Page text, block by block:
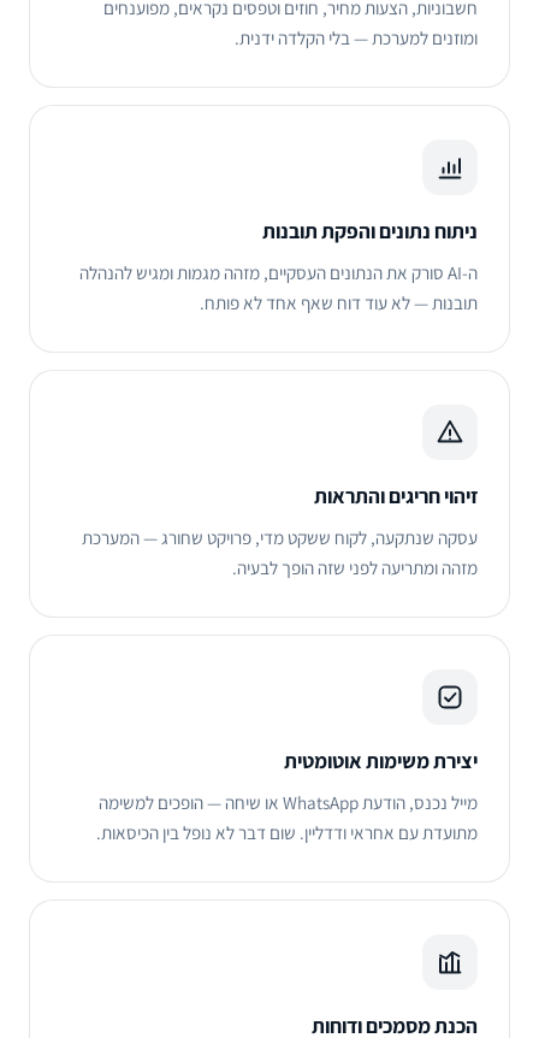
חשבוניות, הצעות מחיר, חוזים וטפסים נקראים, מפוענחים
ומוזנים למערכת — בלי הקלדה ידנית.
ניתוח נתונים והפקת תובנות
ה-AI סורק את הנתונים העסקיים, מזהה מגמות ומגיש להנהלה
תובנות — לא עוד דוח שאף אחד לא פותח.
זיהוי חריגים והתראות
עסקה שנתקעה, לקוח ששקט מדי, פרויקט שחורג — המערכת
מזהה ומתריעה לפני שזה הופך לבעיה.
יצירת משימות אוטומטית
מייל נכנס, הודעת WhatsApp או שיחה — הופכים למשימה
מתועדת עם אחראי ודדליין. שום דבר לא נופל בין הכיסאות.
הכנת מסמכים ודוחות